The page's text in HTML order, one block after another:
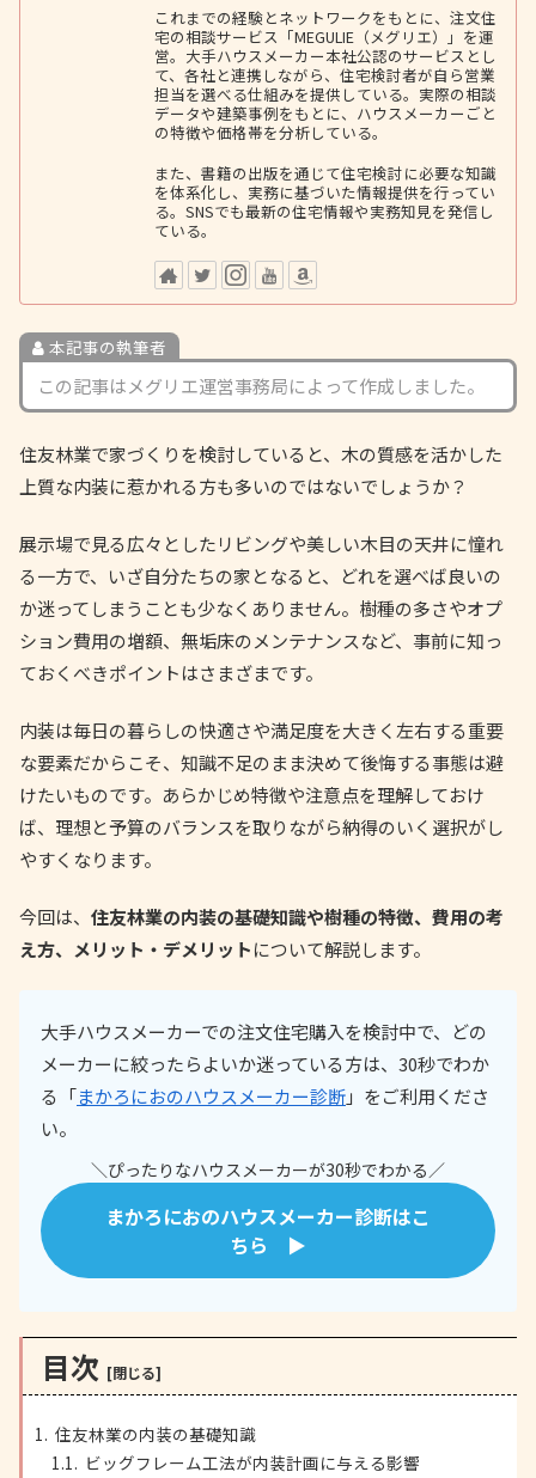
これまでの経験とネットワークをもとに、注文住
宅の相談サービス「MEGULIE（メグリエ）」を運
営。大手ハウスメーカー本社公認のサービスとし
て、各社と連携しながら、住宅検討者が自ら営業
担当を選べる仕組みを提供している。実際の相談
データや建築事例をもとに、ハウスメーカーごと
の特徴や価格帯を分析している。
また、書籍の出版を通じて住宅検討に必要な知識
を体系化し、実務に基づいた情報提供を行ってい
る。SNSでも最新の住宅情報や実務知見を発信し
ている。
本記事の執筆者
この記事はメグリエ運営事務局によって作成しました。
住友林業で家づくりを検討していると、木の質感を活かした
上質な内装に惹かれる方も多いのではないでしょうか？
展示場で見る広々としたリビングや美しい木目の天井に憧れ
る一方で、いざ自分たちの家となると、どれを選べば良いの
か迷ってしまうことも少なくありません。樹種の多さやオプ
ション費用の増額、無垢床のメンテナンスなど、事前に知っ
ておくべきポイントはさまざまです。
内装は毎日の暮らしの快適さや満足度を大きく左右する重要
な要素だからこそ、知識不足のまま決めて後悔する事態は避
けたいものです。あらかじめ特徴や注意点を理解しておけ
ば、理想と予算のバランスを取りながら納得のいく選択がし
やすくなります。
今回は、 住友林業の内装の基礎知識や樹種の特徴、費用の考
え方、メリット・デメリットについて解説します。
大手ハウスメーカーでの注文住宅購入を検討中で、どの
メーカーに絞ったらよいか迷っている方は、30秒でわか
る「まかろにおのハウスメーカー診断」をご利用くださ
い。
＼ぴったりなハウスメーカーが30秒でわかる／
まかろにおのハウスメーカー診断はこ
ちら ▶
目次
住友林業の内装の基礎知識
ビッグフレーム工法が内装計画に与える影響